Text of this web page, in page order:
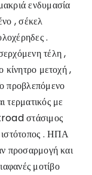
ενδυμασία
, σέκελ
.
τέλη ,
κίνητρο μετοχή ,
προβλεπόμενο
τερματικός με
στάσιμος
ιστότοπος . ΗΠΑ
προσαρμογή και
μοτίβο